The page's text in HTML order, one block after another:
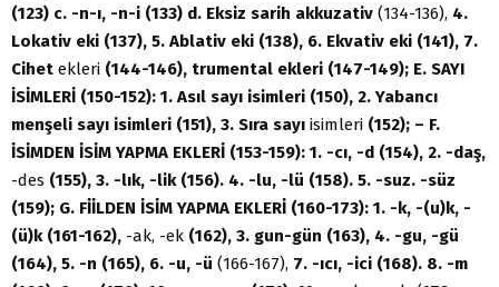
(123) c. -n-ı, -n-i (133) d. Eksiz sarih akkuzativ (134-136), 4.
Lokativ eki (137), 5. Ablativ eki (138), 6. Ekvativ eki (141), 7.
Cihet ekleri (144-146), trumental ekleri (147-149); E. SAYI
İSİMLERİ (150-152): 1. Asıl sayı isimleri (150), 2. Yabancı
menşeli sayı isimleri (151), 3. Sıra sayı isimleri (152); – F.
İSİMDEN İSİM YAPMA EKLERİ (153-159): 1. -cı, -d (154), 2. -daş,
-des (155), 3. -lık, -lik (156). 4. -lu, -lü (158). 5. -suz. -süz
(159); G. FİİLDEN İSİM YAPMA EKLERİ (160-173): 1. -k, -(u)k, -
(ü)k (161-162), -ak, -ek (162), 3. gun-gün (163), 4. -gu, -gü
(164), 5. -n (165), 6. -u, -ü (166-167), 7. -ıcı, -ici (168). 8. -m